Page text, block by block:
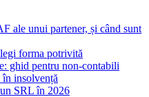
ale unui partener, și când sunt
forma potrivită
ghid pentru non-contabili
insolvență
SRL în 2026